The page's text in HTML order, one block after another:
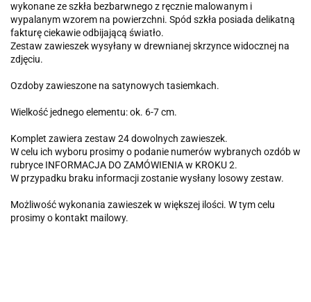
wykonane ze szkła bezbarwnego z ręcznie malowanym i
wypalanym wzorem na powierzchni. Spód szkła posiada delikatną
fakturę ciekawie odbijającą światło.
Zestaw zawieszek wysyłany w drewnianej skrzynce widocznej na
zdjęciu.
Ozdoby zawieszone na satynowych tasiemkach.
Wielkość jednego elementu: ok. 6-7 cm.
Komplet zawiera zestaw 24 dowolnych zawieszek.
W celu ich wyboru prosimy o podanie numerów wybranych ozdób w
rubryce INFORMACJA DO ZAMÓWIENIA w KROKU 2.
W przypadku braku informacji zostanie wysłany losowy zestaw.
Możliwość wykonania zawieszek w większej ilości. W tym celu
prosimy o kontakt mailowy.